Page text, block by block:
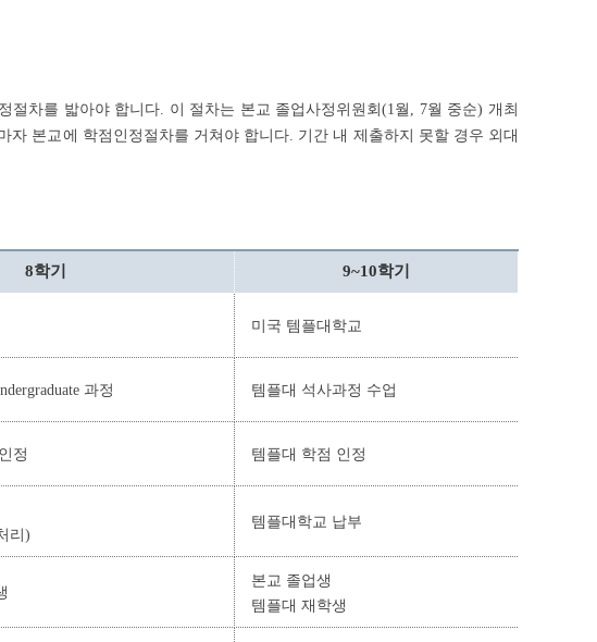
차를 밟아야 합니다. 이 절차는 본교 졸업사정위원회(1월, 7월 중순) 개최
본교에 학점인정절차를 거쳐야 합니다. 기간 내 제출하지 못할 경우 외대
8학기 9~10학기
미국 템플대학교
과정 템플대 석사과정 수업
정 템플대 학점 인정
리)
템플대학교 납부
본교 졸업생
템플대 재학생